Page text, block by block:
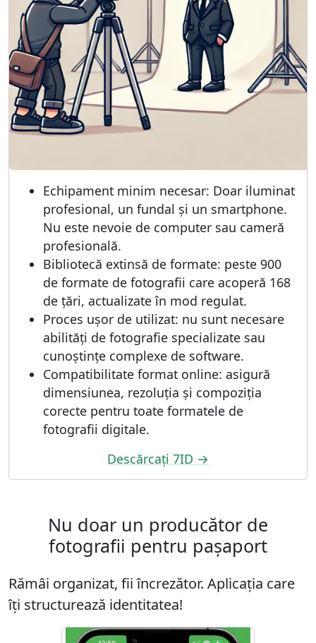
Echipament minim necesar: Doar iluminat
profesional, un fundal și un smartphone.
Nu este nevoie de computer sau cameră
profesională.
Bibliotecă extinsă de formate: peste 900
de formate de fotografii care acoperă 168
de țări, actualizate în mod regulat.
Proces ușor de utilizat: nu sunt necesare
abilități de fotografie specializate sau
cunoștințe complexe de software.
Compatibilitate format online: asigură
dimensiunea, rezoluția și compoziția
corecte pentru toate formatele de
fotografii digitale.
Descărcați 7ID →
Nu doar un producător de
fotografii pentru pașaport
Rămâi organizat, fii încrezător. Aplicația care
îți structurează identitatea!